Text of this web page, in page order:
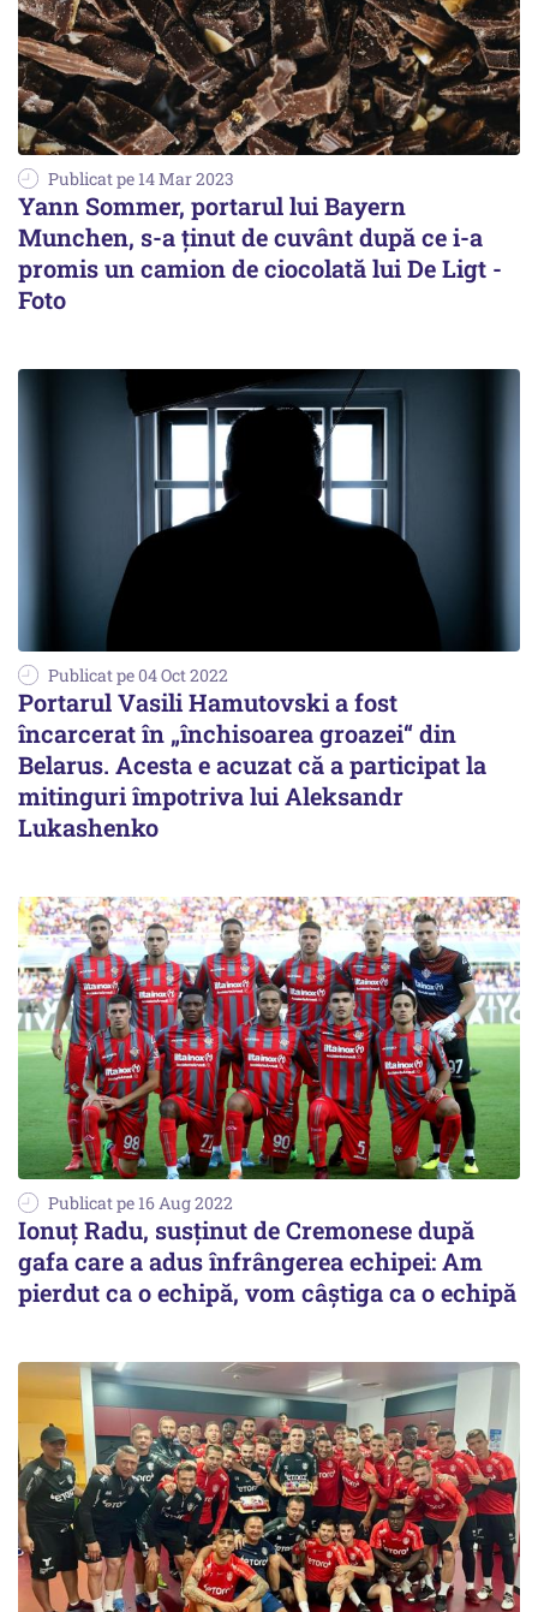
Publicat pe 14 Mar 2023
Yann Sommer, portarul lui Bayern
Munchen, s-a ţinut de cuvânt după ce i-a
promis un camion de ciocolată lui De Ligt -
Foto
Publicat pe 04 Oct 2022
Portarul Vasili Hamutovski a fost
încarcerat în „închisoarea groazei“ din
Belarus. Acesta e acuzat că a participat la
mitinguri împotriva lui Aleksandr
Lukashenko
Publicat pe 16 Aug 2022
Ionuţ Radu, susţinut de Cremonese după
gafa care a adus înfrângerea echipei: Am
pierdut ca o echipă, vom câştiga ca o echipă